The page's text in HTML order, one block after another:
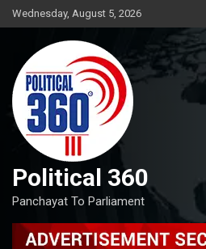
Skip
to
Wednesday, August 5, 2026
Political 360
Panchayat To Parliament